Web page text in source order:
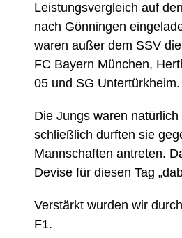
Leistungsvergleich auf
nach Gönningen
waren außer dem SSV
FC Bayern München,
05 und SG Untertürkheim.
Die Jungs waren
schließlich durften sie
Mannschaften antreten.
Devise für diesen Tag
Verstärkt wurden wir
F1.